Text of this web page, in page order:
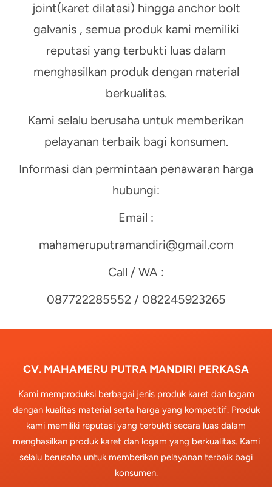
joint(karet dilatasi) hingga anchor bolt
galvanis , semua produk kami memiliki
reputasi yang terbukti luas dalam
menghasilkan produk dengan material
berkualitas.
Kami selalu berusaha untuk memberikan
pelayanan terbaik bagi konsumen.
Informasi dan permintaan penawaran harga
hubungi:
Email :
mahameruputramandiri@gmail.com
Call / WA :
087722285552 / 082245923265
CV. MAHAMERU PUTRA MANDIRI PERKASA
Kami memproduksi berbagai jenis produk karet dan logam
dengan kualitas material serta harga yang kompetitif. Produk
kami memiliki reputasi yang terbukti secara luas dalam
menghasilkan produk karet dan logam yang berkualitas. Kami
selalu berusaha untuk memberikan pelayanan terbaik bagi
konsumen.